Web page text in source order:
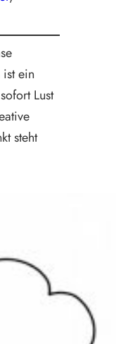
ein
Lust
steht